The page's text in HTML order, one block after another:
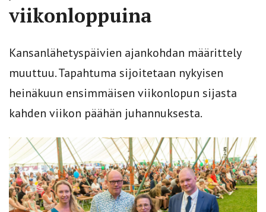
viikonloppuina
Kansanlähetyspäivien ajankohdan määrittely
muuttuu. Tapahtuma sijoitetaan nykyisen
heinäkuun ensimmäisen viikonlopun sijasta
kahden viikon päähän juhannuksesta.